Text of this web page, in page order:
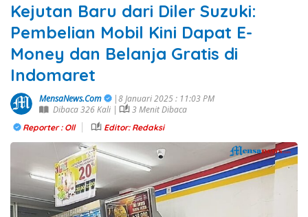
Kejutan Baru dari Diler Suzuki:
Pembelian Mobil Kini Dapat E-
Money dan Belanja Gratis di
Indomaret
MensaNews.Com
|8 Januari 2025 : 11:03 PM
Dibaca 326 Kali |
3 Menit Dibaca
Reporter : Oll Editor: Redaksi